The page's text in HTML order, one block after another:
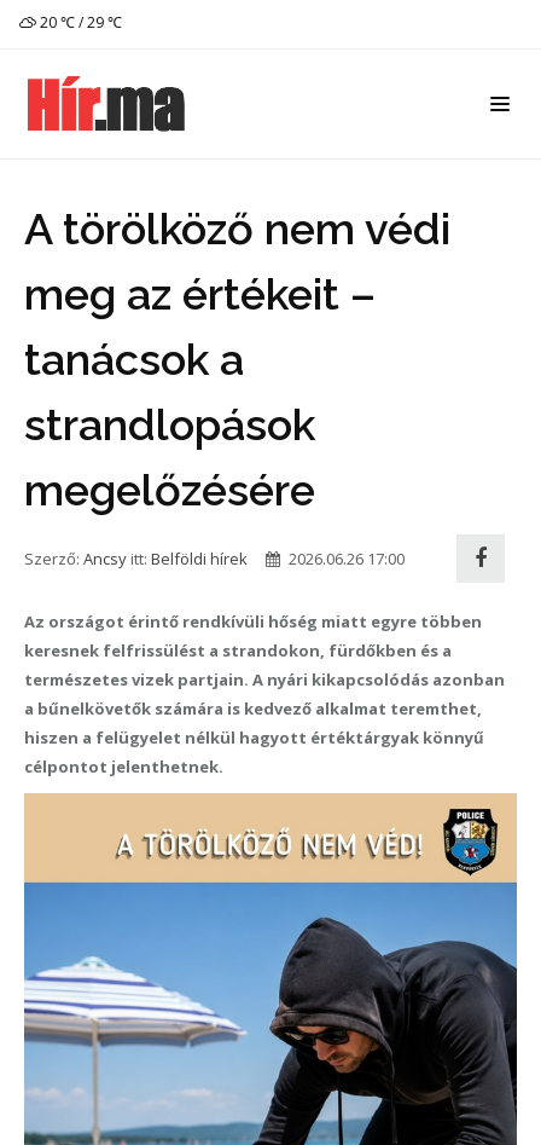
20 ℃ / 29 ℃
A törölköző nem védi
meg az értékeit –
tanácsok a
strandlopások
megelőzésére
Szerző: Ancsy itt: Belföldi hírek 2026.06.26 17:00
Az országot érintő rendkívüli hőség miatt egyre többen
keresnek felfrissülést a strandokon, fürdőkben és a
természetes vizek partjain. A nyári kikapcsolódás azonban
a bűnelkövetők számára is kedvező alkalmat teremthet,
hiszen a felügyelet nélkül hagyott értéktárgyak könnyű
célpontot jelenthetnek.